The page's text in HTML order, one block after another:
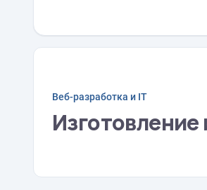
Веб-разработка и IT